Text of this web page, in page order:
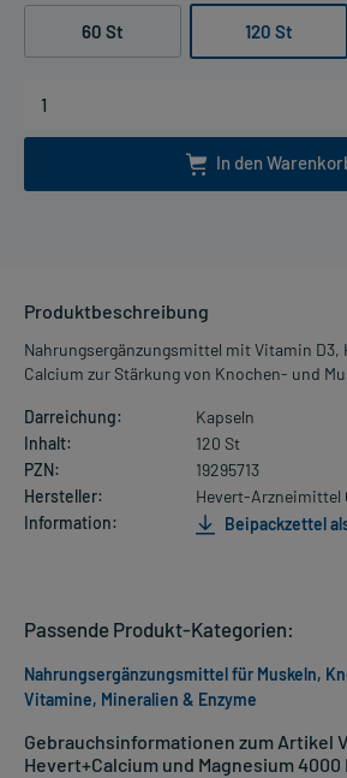
60 St 120 St
In den
Produktbeschreibung
Nahrungsergänzungsmittel mit Vitamin D3,
Calcium zur Stärkung von Knochen- und
Darreichung:
Kapseln
Inhalt:
120 St
PZN:
19295713
Hersteller:
Hevert-Arzneimittel
Information:
Beipackzettel
Gebrauchsinformationen zum Artikel
Hevert+Calcium und Magnesium 4000
Passende Produkt-Kategorien:
Nahrungsergänzungsmittel für Muskeln,
Vitamine, Mineralien & Enzyme